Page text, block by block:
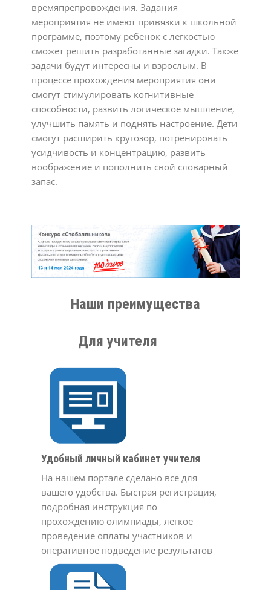
времяпрепровождения. Задания
мероприятия не имеют привязки к школьной
программе, поэтому ребенок с легкостью
сможет решить разработанные загадки. Также
задачи будут интересны и взрослым. В
процессе прохождения мероприятия они
смогут стимулировать когнитивные
способности, развить логическое мышление,
улучшить память и поднять настроение. Дети
смогут расширить кругозор, потренировать
усидчивость и концентрацию, развить
воображение и пополнить свой словарный
запас.
Наши преимущества
Для учителя
Удобный личный кабинет учителя
На нашем портале сделано все для
вашего удобства. Быстрая регистрация,
подробная инструкция по
прохождению олимпиады, легкое
проведение оплаты участников и
оперативное подведение результатов